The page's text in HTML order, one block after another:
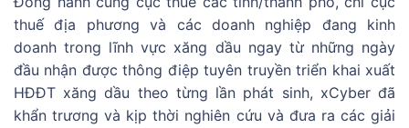
thuế địa phương và các doanh nghiệp đang kinh
doanh trong lĩnh vực xăng dầu ngay từ những ngày
đầu nhận được thông điệp tuyên truyền triển khai xuất
HĐĐT xăng dầu theo từng lần phát sinh, xCyber đã
khẩn trương và kịp thời nghiên cứu và đưa ra các giải